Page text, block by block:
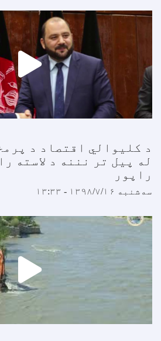
د کلیوالي اقتصاد د
له پیل تر نننه د لاسته
راپور
سه‌شنبه ۱۳۹۸/۷/۱۶ - ۱۳:۳۳